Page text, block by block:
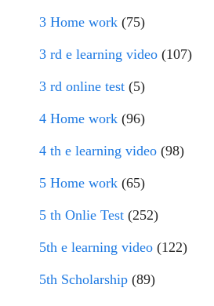
3 Home work (75)
3 rd e learning video (107)
3 rd online test (5)
4 Home work (96)
4 th e learning video (98)
5 Home work (65)
5 th Onlie Test (252)
5th e learning video (122)
5th Scholarship (89)